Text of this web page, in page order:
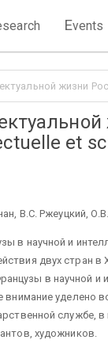
Events
жизни
et
В.С. Ржеуцкий,
в научной и
двух стран в
в научной и
уделено
службе,
художников.